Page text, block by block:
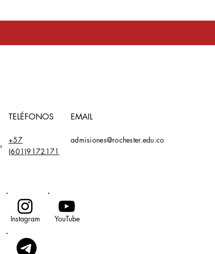
en serio
TELÉFONOS EMAIL
+57
(601)9172171
admisiones@rochester.edu.co
Instagram YouTube